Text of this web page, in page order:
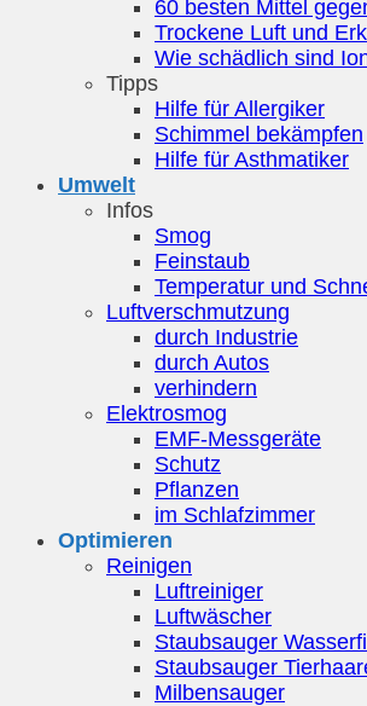
60 besten Mittel
Trockene Luft und
Wie schädlich sind
Tipps
Hilfe für Allergiker
Schimmel bekämpfen
Hilfe für Asthmatiker
Umwelt
Infos
Smog
Feinstaub
Temperatur und
Luftverschmutzung
durch Industrie
durch Autos
verhindern
Elektrosmog
EMF-Messgeräte
Schutz
Pflanzen
im Schlafzimmer
Optimieren
Reinigen
Luftreiniger
Luftwäscher
Staubsauger
Staubsauger
Milbensauger